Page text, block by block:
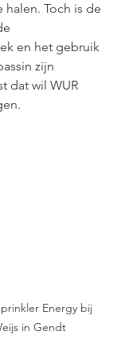
halen. Toch is de
en het gebruik
zijn
dat wil WUR
Energy bij
in Gendt